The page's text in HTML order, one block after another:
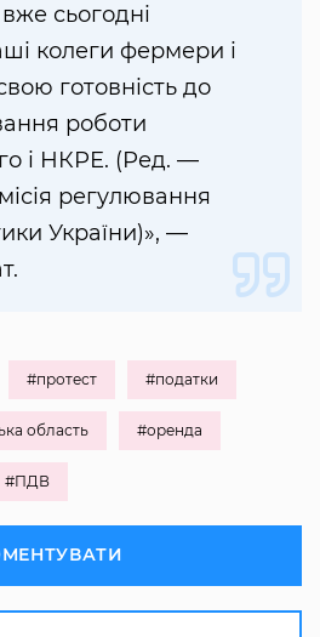
сьогодні
колеги фермери і
готовність до
роботи
і НКРЕ. (Ред. —
регулювання
України)», —
#протест #податки
область #оренда
#ПДВ